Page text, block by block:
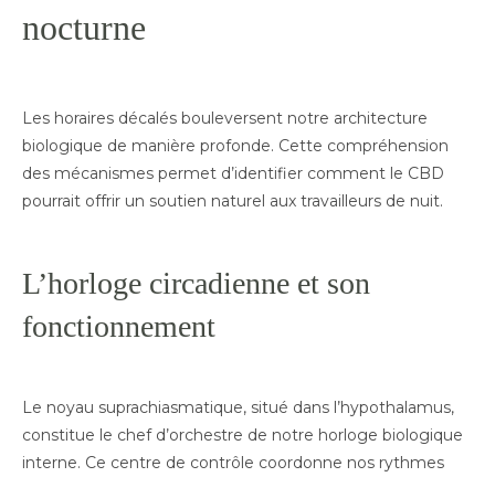
nocturne
Les horaires décalés bouleversent notre architecture
biologique de manière profonde. Cette compréhension
des mécanismes permet d’identifier comment le CBD
pourrait offrir un soutien naturel aux travailleurs de nuit.
L’horloge circadienne et son
fonctionnement
Le noyau suprachiasmatique, situé dans l’hypothalamus,
constitue le chef d’orchestre de notre horloge biologique
interne. Ce centre de contrôle coordonne nos rythmes